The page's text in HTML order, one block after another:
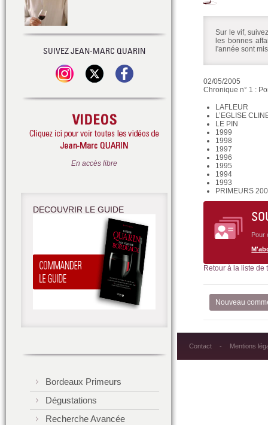
Sur le vif,
les bonnes
l'année sont
02/05/2005
Chronique n° 1 :
LAFLEUR
L’EGLISE
LE PIN
1999
1998
1997
1996
1995
1994
1993
PRIMEURS
Pour
Retour à la liste de
Nouveau
Contact Mentions
SUIVEZ JEAN-MARC QUARIN
En accès libre
DECOUVRIR LE GUIDE
Bordeaux Primeurs
Dégustations
Recherche Avancée